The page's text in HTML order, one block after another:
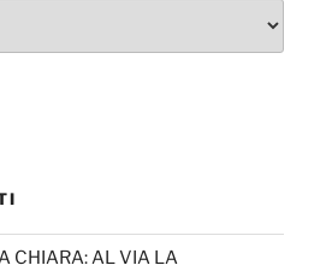
CHIARA: AL VIA LA